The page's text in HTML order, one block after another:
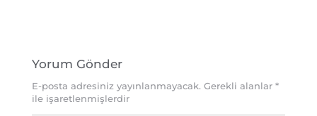
Yorum Gönder
E-posta adresiniz yayınlanmayacak. Gerekli alanlar *
ile işaretlenmişlerdir